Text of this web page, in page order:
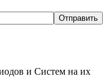
и Систем на их